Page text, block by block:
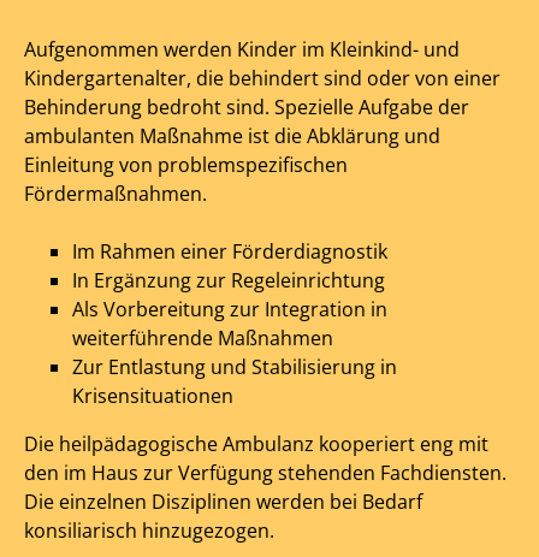
Aufgenommen werden Kinder im Kleinkind- und
Kindergartenalter, die behindert sind oder von einer
Behinderung bedroht sind. Spezielle Aufgabe der
ambulanten Maßnahme ist die Abklärung und
Einleitung von problemspezifischen
Fördermaßnahmen.
Im Rahmen einer Förderdiagnostik
In Ergänzung zur Regeleinrichtung
Als Vorbereitung zur Integration in
weiterführende Maßnahmen
Zur Entlastung und Stabilisierung in
Krisensituationen
Die heilpädagogische Ambulanz kooperiert eng mit
den im Haus zur Verfügung stehenden Fachdiensten.
Die einzelnen Disziplinen werden bei Bedarf
konsiliarisch hinzugezogen.